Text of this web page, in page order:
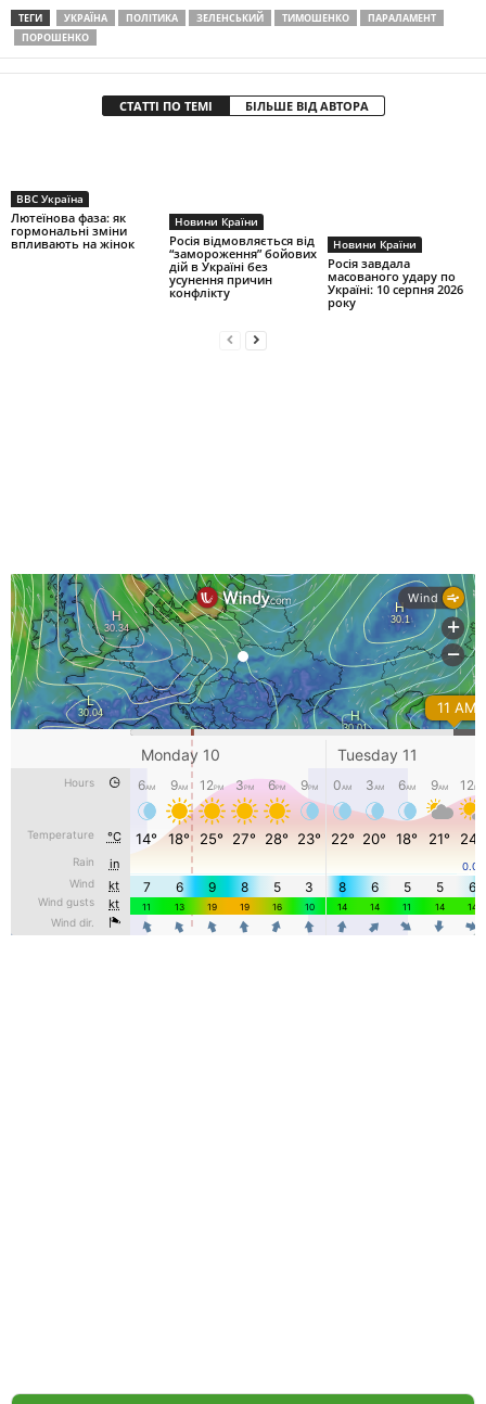
ТЕГИ УКРАЇНА ПОЛІТИКА ЗЕ́ЛЕНСЬКИЙ ТИМОШЕНКО
ПАРАЛАМЕНТ
ПОРОШЕНКО
СТАТТІ ПО ТЕМІ БІЛЬШЕ ВІД АВТОРА
BBC Україна
Лютеїнова фаза: як
гормональні зміни
впливають на жінок
Новини Країни
Росія відмовляється від
“замороження” бойових
дій в Україні без
усунення причин
конфлікту
Новини Країни
Росія завдала
масованого удару по
Україні: 10 серпня 2026
року